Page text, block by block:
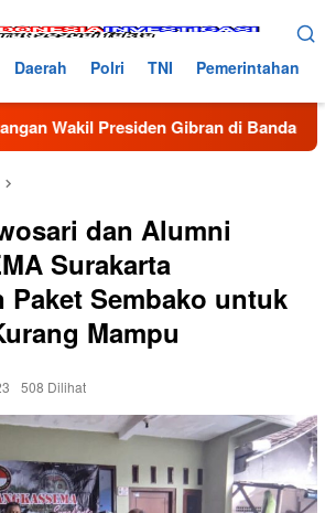
Daerah Polri TNI Pemerintahan
Presiden Gibran di Bandara
dan Alumni
Surakarta
Paket Sembako untuk
Mampu
508 Dilihat